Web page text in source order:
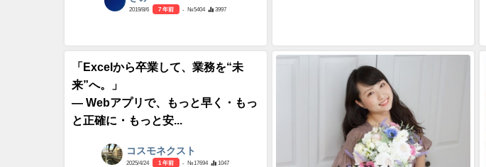
2019/8/6 7 年前 - №5404 3997
「Excelから卒業して、業務を“未
来”へ。」
― Webアプリで、もっと早く・もっ
と正確に・もっと安...
コスモネクスト
2025/4/24 1 年前 - №17694 1047